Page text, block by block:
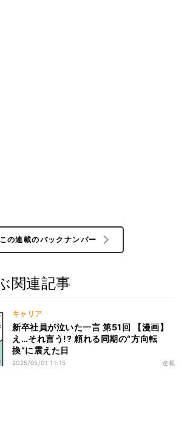
この連載のバックナンバー
関連記事
キャリア
新卒社員が泣いた一言 第51回 【漫画】
え…それ言う!? 頼れる同期の“方向転
換”に震えた日
2025/05/01 11:15 連載